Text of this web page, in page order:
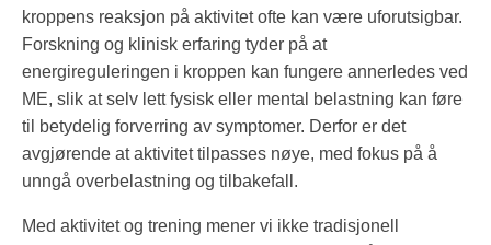
kroppens reaksjon på aktivitet ofte kan være uforutsigbar.
Forskning og klinisk erfaring tyder på at
energireguleringen i kroppen kan fungere annerledes ved
ME, slik at selv lett fysisk eller mental belastning kan føre
til betydelig forverring av symptomer. Derfor er det
avgjørende at aktivitet tilpasses nøye, med fokus på å
unngå overbelastning og tilbakefall.
Med aktivitet og trening mener vi ikke tradisjonell